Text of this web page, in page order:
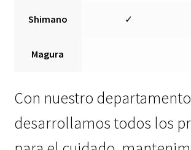
Shimano ✓
Magura
Con nuestro
desarrollamos todos los